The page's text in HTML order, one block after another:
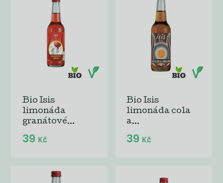
Bio Isis
limonáda
granátové...
39 Kč
Bio Isis
limonáda cola
a...
39 Kč